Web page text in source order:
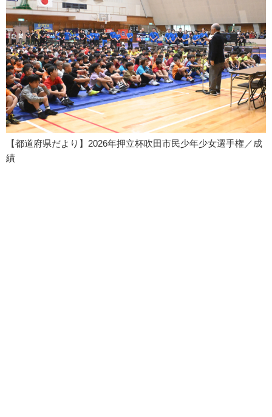
【都道府県だより】2026年押立杯吹田市民少年少女選手権／成
績